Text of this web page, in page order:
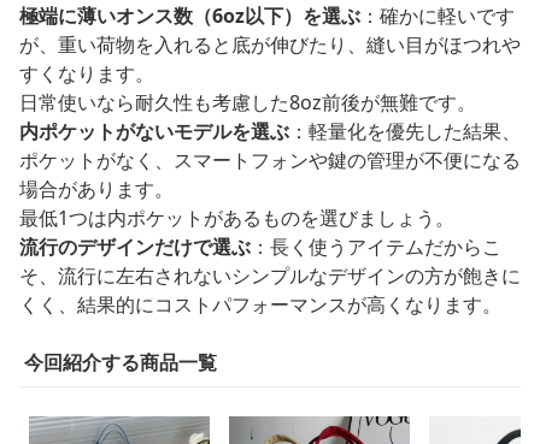
極端に薄いオンス数（6oz以下）を選ぶ ：確かに軽いです
が、重い荷物を入れると底が伸びたり、縫い目がほつれや
すくなります。
日常使いなら耐久性も考慮した8oz前後が無難です。
内ポケットがないモデルを選ぶ ：軽量化を優先した結果、
ポケットがなく、スマートフォンや鍵の管理が不便になる
場合があります。
最低1つは内ポケットがあるものを選びましょう。
流行のデザインだけで選ぶ ：長く使うアイテムだからこ
そ、流行に左右されないシンプルなデザインの方が飽きに
くく、結果的にコストパフォーマンスが高くなります。
今回紹介する商品一覧